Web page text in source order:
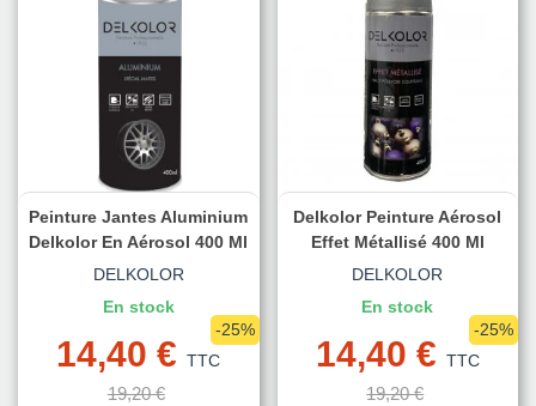
Peinture Jantes Aluminium
Delkolor En Aérosol 400 Ml
DELKOLOR
En stock
14,40 € TTC
19,20 €
-25%
Delkolor Peinture Aérosol
Effet Métallisé 400 Ml
DELKOLOR
En stock
14,40 € TTC
19,20 €
-25%